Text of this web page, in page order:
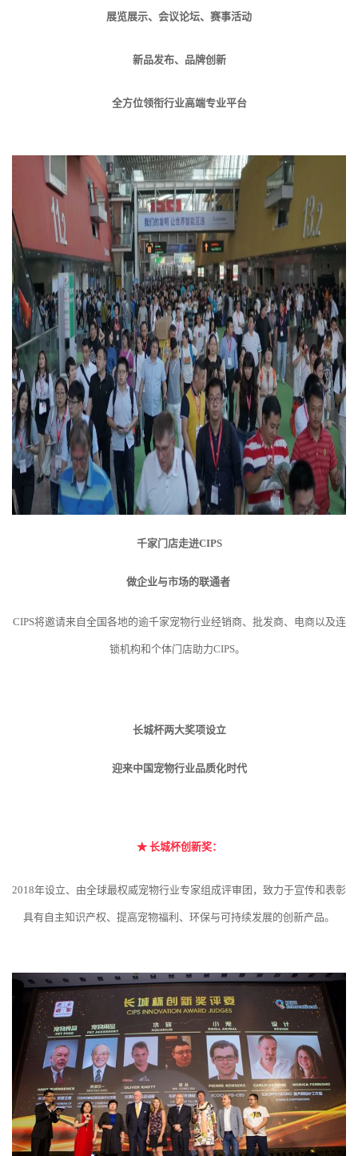
展览展示、会议论坛、赛事活动
新品发布、品牌创新
全方位领衔行业高端专业平台
千家门店走进CIPS
做企业与市场的联通者
CIPS将邀请来自全国各地的逾千家宠物行业经销商、批发商、电商以及连
锁机构和个体门店助力CIPS。
长城杯两大奖项设立
迎来中国宠物行业品质化时代
★ 长城杯创新奖：
2018年设立、由全球最权威宠物行业专家组成评审团，致力于宣传和表彰
具有自主知识产权、提高宠物福利、环保与可持续发展的创新产品。